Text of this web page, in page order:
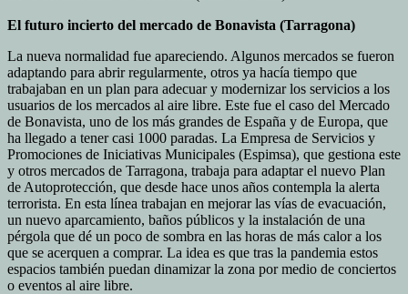
El futuro incierto del mercado de Bonavista (Tarragona)
La nueva normalidad fue apareciendo. Algunos mercados se fueron
adaptando para abrir regularmente, otros ya hacía tiempo que
trabajaban en un plan para adecuar y modernizar los servicios a los
usuarios de los mercados al aire libre. Este fue el caso del Mercado
de Bonavista, uno de los más grandes de España y de Europa, que
ha llegado a tener casi 1000 paradas. La Empresa de Servicios y
Promociones de Iniciativas Municipales (Espimsa), que gestiona este
y otros mercados de Tarragona, trabaja para adaptar el nuevo Plan
de Autoprotección, que desde hace unos años contempla la alerta
terrorista. En esta línea trabajan en mejorar las vías de evacuación,
un nuevo aparcamiento, baños públicos y la instalación de una
pérgola que dé un poco de sombra en las horas de más calor a los
que se acerquen a comprar. La idea es que tras la pandemia estos
espacios también puedan dinamizar la zona por medio de conciertos
o eventos al aire libre.